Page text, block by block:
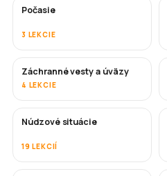
Počasie
3 LEKCIE
Záchranné vesty a úväzy
4 LEKCIE
Núdzové situácie
19 LEKCIÍ